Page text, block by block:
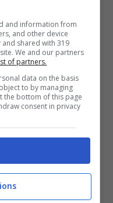
pubblico.
riservata alle
persone con
prioritarie
disponibili.
subordinato
dagli enti
di allegare la
and information from
and other device
shared with 319
We and our partners
of partners.
data on the basis
to by managing
the bottom of this page
consent in privacy